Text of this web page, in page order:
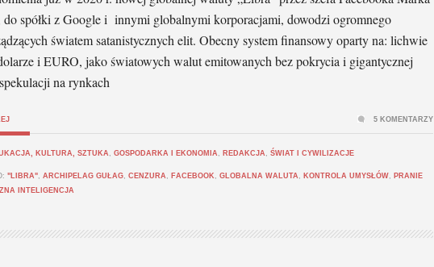
do spółki z Google i innymi globalnymi korporacjami, dowodzi ogromnego
światem satanistycznych elit. Obecny system finansowy oparty na: lichwie
i EURO, jako światowych walut emitowanych bez pokrycia i gigantycznej
na rynkach
KULTURA, SZTUKA, GOSPODARKA I EKONOMIA , REDAKCJA , ŚWIAT I CYWILIZACJE
"LIBRA", ARCHIPELAG GUŁAG, CENZURA , FACEBOOK , GLOBALNA WALUTA , KONTROLA UMYSŁÓW, PRANIE
INTELIGENCJA
5 KOMENTARZY